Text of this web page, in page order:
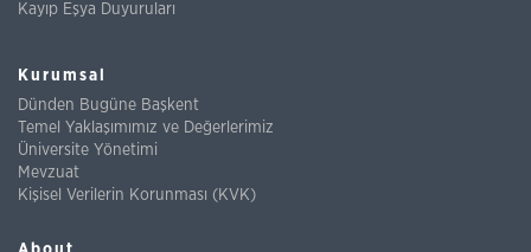
Kayıp Eşya Duyuruları
Kurumsal
Dünden Bugüne Başkent
Temel Yaklaşımımız ve Değerlerimiz
Üniversite Yönetimi
Mevzuat
Kişisel Verilerin Korunması (KVK)